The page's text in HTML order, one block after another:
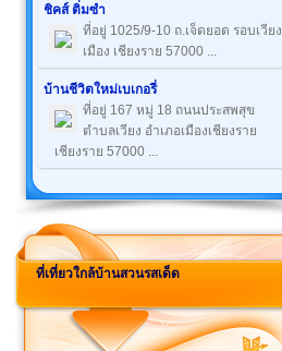
ชิคส์ ติ่มซำ
ที่อยู่ 1025/9-10 ถ.เจ็ดยอด รอบเวียง
เมือง เชียงราย 57000 ...
บ้านชีวิตใหม่เบเกอรี่
ที่อยู่ 167 หมู่ 18 ถนนประสพสุข
ตำบลเวียง อำเภอเมืองเชียงราย
เชียงราย 57000 ...
ที่เที่ยวใกล้บ้านสวนรสเด็ด